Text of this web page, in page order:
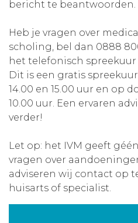
Toegang
bericht te beantwoorden.
Heb je vragen over
scholing, bel dan 0888
het telefonisch
Dit is een gratis
14.00 en 15.00 uur en op
10.00 uur. Een ervaren
verder!
Let op: het IVM geeft
vragen over
adviseren wij contact op
huisarts of specialist.